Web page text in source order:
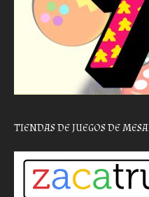
TIENDAS DE JUEGOS DE MESA